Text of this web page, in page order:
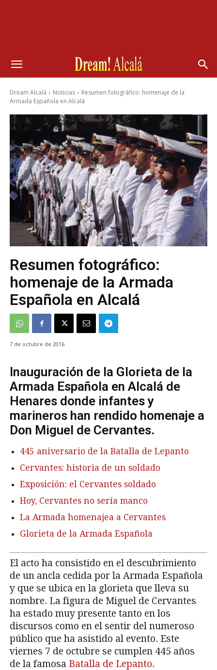
Dream Alcalá Noticias
Resumen fotográfico: homenaje de la
Armada Española en Alcalá
Resumen fotográfico:
homenaje de la Armada
Española en Alcalá
7 de octubre de 2016
Inauguración de la Glorieta de la
Armada Española en Alcalá de
Henares donde infantes y
marineros han rendido homenaje a
Don Miguel de Cervantes.
445 aniversario de la Batalla de Lepanto
Cervantes: historia de un soldado
Exposición: el Cervantes soldado
Hoy, Cervantes no sería manco
La Armada homenajea a Cervantes
Glorieta de la Armada Española
El acto ha consistido en el descubrimiento
de un ancla cedida por la Armada Española
y que se ubica en la glorieta que lleva su
nombre. La figura de Miguel de Cervantes
ha estado muy presente tanto en los
discursos como en el sentir del numeroso
público que ha asistido al evento. Este
viernes 7 de octubre se cumplen 445 años
de la famosa Batalla de Lepanto.